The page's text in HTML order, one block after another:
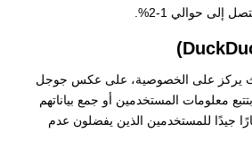
إلى حوالي 1-2%.
يركز على الخصوصية، على عكس جوجل
معلومات المستخدمين أو جمع بياناتهم
جيدًا للمستخدمين الذين يفضلون عدم